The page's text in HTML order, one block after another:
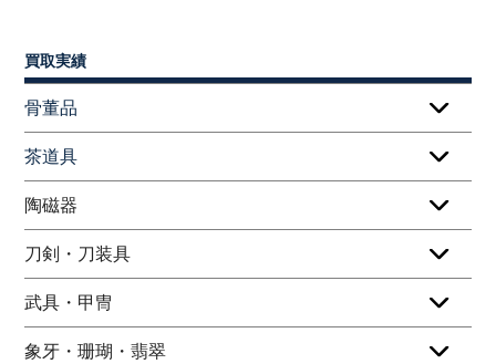
買取実績
骨董品
茶道具
陶磁器
刀剣・刀装具
武具・甲冑
象牙・珊瑚・翡翠